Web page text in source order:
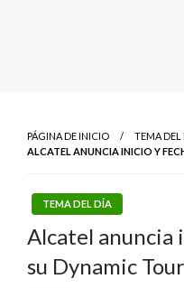
PÁGINA DE INICIO
TEMA DEL
ALCATEL ANUNCIA INICIO Y
TEMA DEL DÍA
Alcatel anuncia
su Dynamic